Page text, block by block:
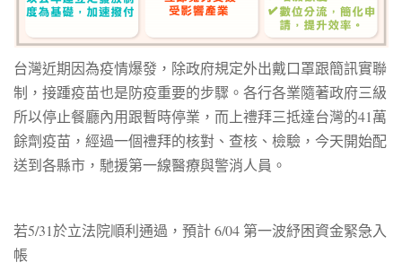
台灣近期因為疫情爆發，除政府規定外出戴口罩跟簡訊實聯
制，接踵疫苗也是防疫重要的步驟。各行各業隨著政府三級
所以停止餐廳內用跟暫時停業，而上禮拜三抵達台灣的41萬
餘劑疫苗，經過一個禮拜的核對、查核、檢驗，今天開始配
送到各縣市，馳援第一線醫療與警消人員。
若5/31於立法院順利通過，預計 6/04 第一波紓困資金緊急入
帳